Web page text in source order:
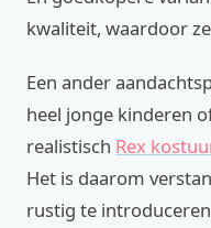
kwaliteit, waardoor
Een ander
heel jonge kinderen
realistisch Rex
Het is daarom
rustig te